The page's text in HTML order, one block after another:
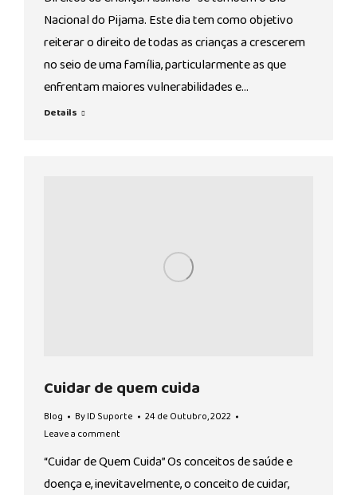
Nacional do Pijama. Este dia tem como objetivo
reiterar o direito de todas as crianças a crescerem
no seio de uma família, particularmente as que
enfrentam maiores vulnerabilidades e…
Details
Cuidar de quem cuida
Blog ByID Suporte
24 de Outubro, 2022
Leave a comment
“Cuidar de Quem Cuida” Os conceitos de saúde e
doença e, inevitavelmente, o conceito de cuidar,